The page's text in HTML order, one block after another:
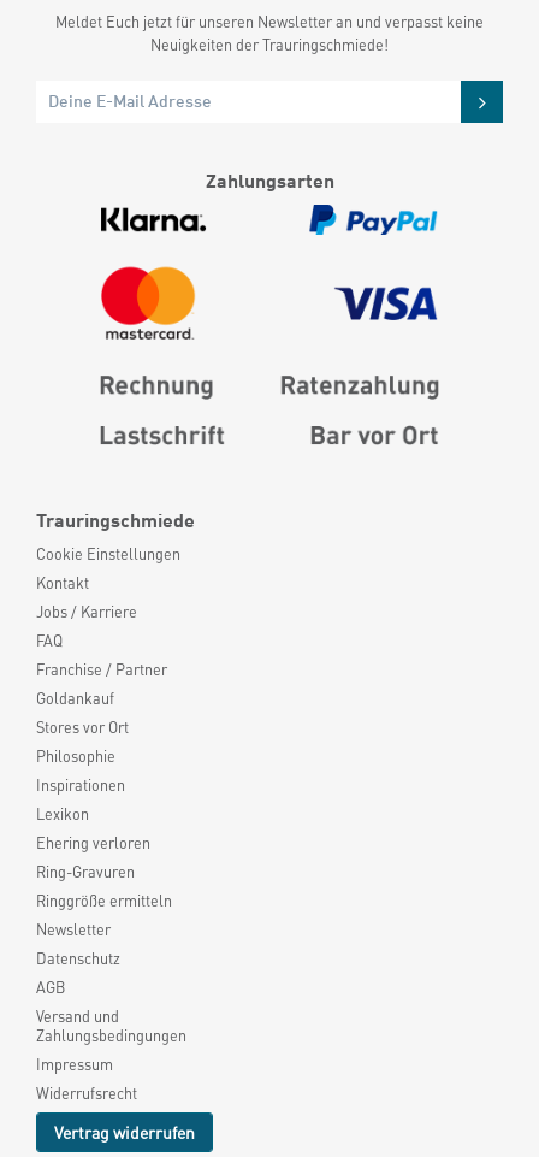
Trauringschmiede
Cookie Einstellungen
Kontakt
Jobs / Karriere
FAQ
Franchise / Partner
Goldankauf
Stores vor Ort
Philosophie
Inspirationen
Lexikon
Ehering verloren
Ring-Gravuren
Ringgröße ermitteln
Newsletter
Datenschutz
AGB
Versand und
Zahlungsbedingungen
Impressum
Widerrufsrecht
Vertrag widerrufen
Meldet Euch jetzt für unseren Newsletter an und verpasst keine
Neuigkeiten der Trauringschmiede!
Zahlungsarten